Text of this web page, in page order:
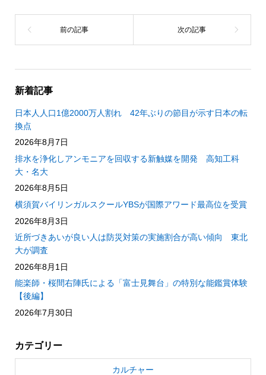
新着記事
日本人人口1億2000万人割れ 42年ぶりの節目が示す日本の転
換点
2026年8月7日
排水を浄化しアンモニアを回収する新触媒を開発 高知工科
大・名大
2026年8月5日
横須賀バイリンガルスクールYBSが国際アワード最高位を受賞
2026年8月3日
近所づきあいが良い人は防災対策の実施割合が高い傾向 東北
大が調査
2026年8月1日
能楽師・桜間右陣氏による「富士見舞台」の特別な能鑑賞体験
【後編】
2026年7月30日
カテゴリー
カルチャー